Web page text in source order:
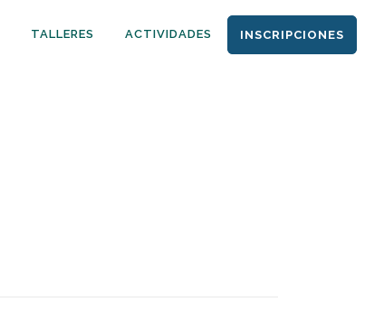
TALLERES ACTIVIDADES INSCRIPCIONES